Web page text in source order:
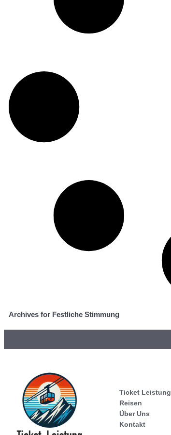
Archives for Festliche Stimmung
Ticket Leistung
Reisen
Über Uns
Kontakt